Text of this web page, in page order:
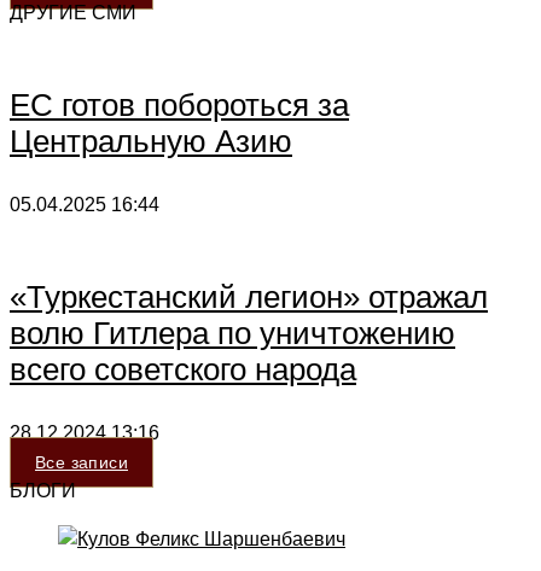
ДРУГИЕ СМИ
ЕС готов побороться за
Центральную Азию
05.04.2025 16:44
«Туркестанский легион» отражал
волю Гитлера по уничтожению
всего советского народа
28.12.202413:16
Все записи
БЛОГИ